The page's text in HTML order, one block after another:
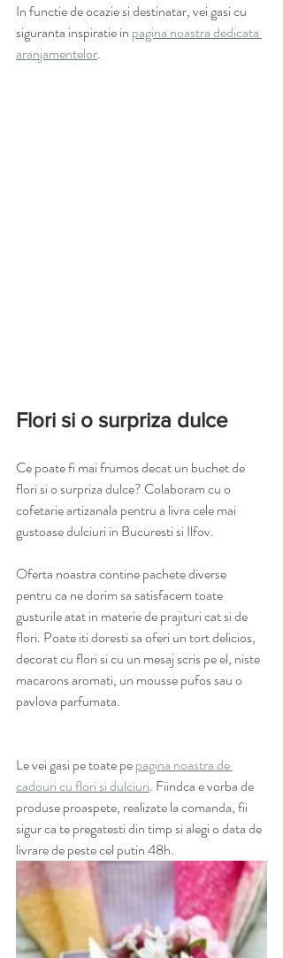
In functie de ocazie si destinatar, vei gasi cu
siguranta inspiratie in pagina noastra dedicata
aranjamentelor.
Flori si o surpriza dulce
Ce poate fi mai frumos decat un buchet de
flori si o surpriza dulce? Colaboram cu o
cofetarie artizanala pentru a livra cele mai
gustoase dulciuri in Bucuresti si Ilfov.
Oferta noastra contine pachete diverse
pentru ca ne dorim sa satisfacem toate
gusturile atat in materie de prajituri cat si de
flori. Poate iti doresti sa oferi un tort delicios,
decorat cu flori si cu un mesaj scris pe el, niste
macarons aromati, un mousse pufos sau o
pavlova parfumata.
Le vei gasi pe toate pe pagina noastra de
cadouri cu flori si dulciuri. Fiindca e vorba de
produse proaspete, realizate la comanda, fii
sigur ca te pregatesti din timp si alegi o data de
livrare de peste cel putin 48h.